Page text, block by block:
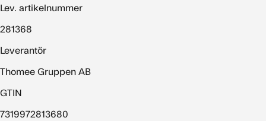
Lev. artikelnummer
281368
Leverantör
Thomee Gruppen AB
GTIN
7319972813680